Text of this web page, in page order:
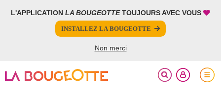
L'APPLICATION LA BOUGEOTTETOUJOURS AVEC VOUS
INSTALLEZ LA BOUGEOTTE
Non merci
FERMER
PARTAGER
FERMER
Votre inscription à la newsletter a été effectuée.